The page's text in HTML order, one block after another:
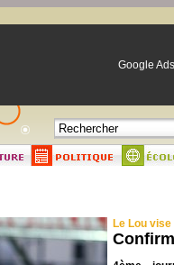
Google
Le Lou